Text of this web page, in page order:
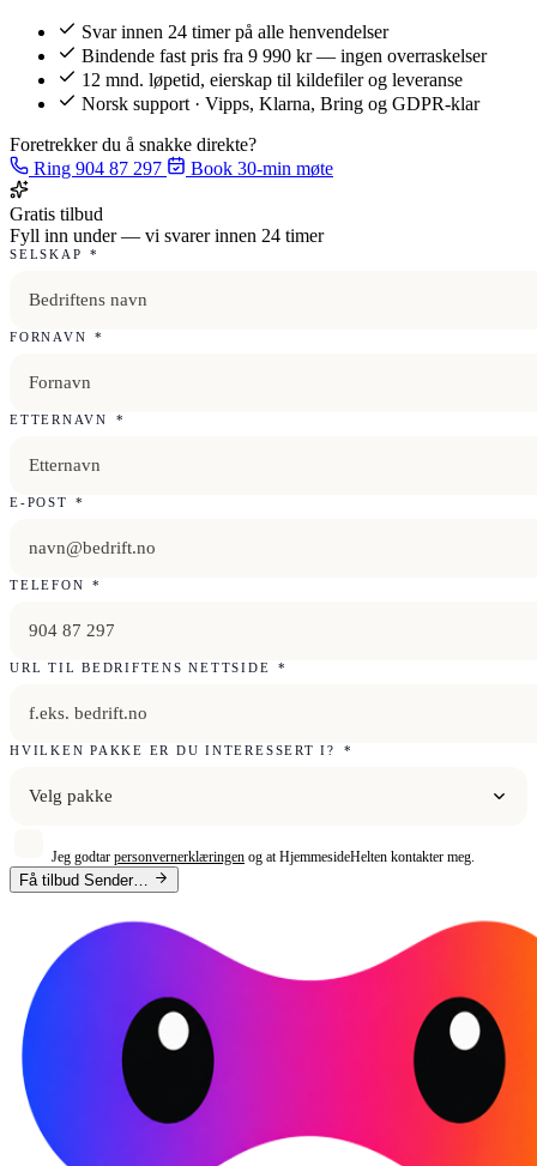
Svar innen 24 timer på alle henvendelser
Bindende fast pris fra 9 990 kr — ingen overraskelser
12 mnd. løpetid, eierskap til kildefiler og leveranse
Norsk support · Vipps, Klarna, Bring og GDPR-klar
Foretrekker du å snakke direkte?
Ring 904 87 297
Book 30-min møte
Gratis tilbud
Fyll inn under — vi svarer innen 24 timer
SELSKAP *
FORNAVN *
ETTERNAVN *
E-POST *
TELEFON *
URL TIL BEDRIFTENS NETTSIDE *
HVILKEN PAKKE ER DU INTERESSERT I? *
Velg pakke
Jeg godtar personvernerklæringen og at HjemmesideHelten kontakter meg.
Få tilbud Sender…